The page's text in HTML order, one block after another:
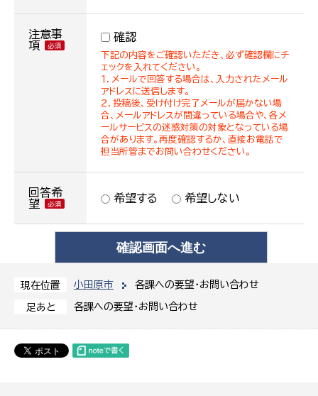
現在位置 小田原市 各課への要望・お問い合わせ
足あと 各課への要望・お問い合わせ
注意事
項
確認
下記の内容をご確認いただき、必ず確認欄にチ
ェックを入れてください。
１．メールで回答する場合は、入力されたメール
アドレスに送信します。
２．投稿後、受け付け完了メールが届かない場
合、メールアドレスが間違っている場合や、各メ
ールサービスの迷惑対策の対象となっている場
合があります。再度確認するか、直接お電話で
担当所管までお問い合わせください。
回答希
望
希望する 希望しない